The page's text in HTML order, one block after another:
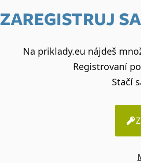
ZAREGISTRUJ
Na priklady.eu nájdeš
Registrovaní
Stačí